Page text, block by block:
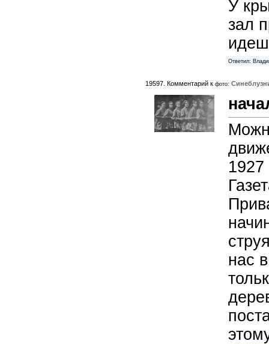
У
зал
Ответил:
19597. Комментарий к фото:
1927
нас